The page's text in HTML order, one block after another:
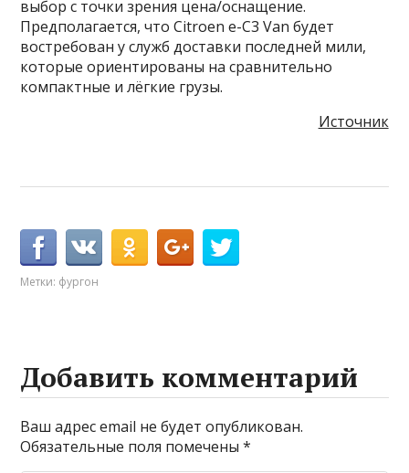
выбор с точки зрения цена/оснащение.
Предполагается, что Citroen e-C3 Van будет
востребован у служб доставки последней мили,
которые ориентированы на сравнительно
компактные и лёгкие грузы.
Источник
Метки: фургон
Добавить комментарий
Ваш адрес email не будет опубликован.
Обязательные поля помечены*